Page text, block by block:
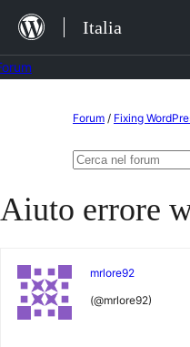
Salta
contenuto
Italia
Forum / Fixing
Cerca:
Aiuto errore
mrlore92
(@mrlore92)